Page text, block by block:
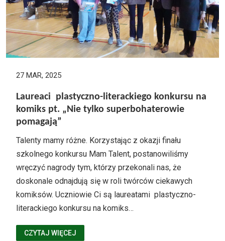
27 MAR, 2025
Laureaci plastyczno-literackiego konkursu na
komiks pt. „Nie tylko superbohaterowie
pomagają”
Talenty mamy różne. Korzystając z okazji finału
szkolnego konkursu Mam Talent, postanowiliśmy
wręczyć nagrody tym, którzy przekonali nas, że
doskonale odnajdują się w roli twórców ciekawych
komiksów. Uczniowie Ci są laureatami plastyczno-
literackiego konkursu na komiks…
CZYTAJ WIĘCEJ